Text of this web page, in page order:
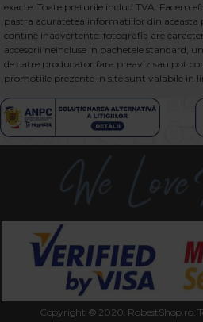
exacte. Toate preturile includ TVA. Facem
pastra acuratetea informatiilor din aceasta
contine inadvertente: fotografia are
accesorii neincluse in pachetele standard,
de catre producator fara preaviz sau pot
promotiile prezente in site sunt valabile in
Copyright © 2020. RobestShop.ro.